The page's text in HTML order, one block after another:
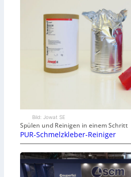
Bild: Jowat SE
Spülen und Reinigen in einem Schritt
PUR-Schmelzkleber-Reiniger